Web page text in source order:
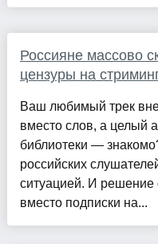
Россияне массово
цензуры на
Ваш любимый трек
вместо слов, а целый
библиотеки —
российских
ситуацией. И
вместо подписки на...